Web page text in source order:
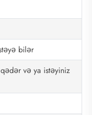
bilər
və ya istəyiniz